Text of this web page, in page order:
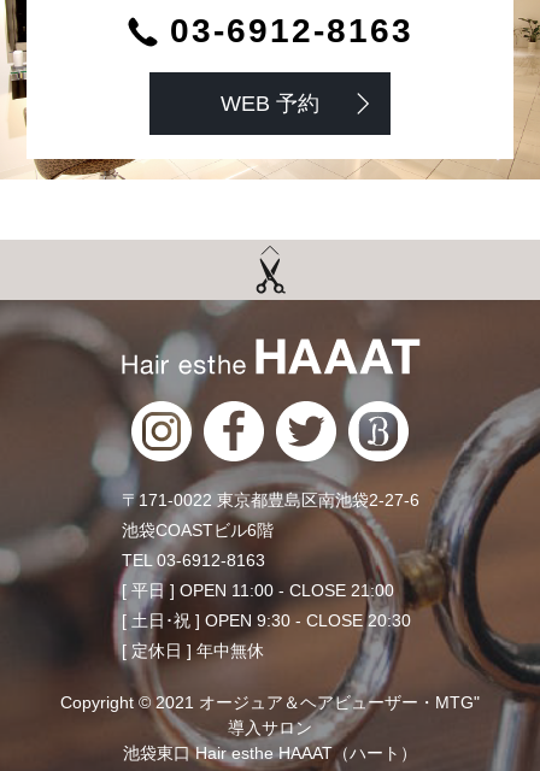
03-6912-8163
WEB 予約
〒171-0022 東京都豊島区南池袋2-27-6
池袋COASTビル6階
TEL 03-6912-8163
[ 平日 ] OPEN 11:00 - CLOSE 21:00
[ 土日･祝 ] OPEN 9:30 - CLOSE 20:30
[ 定休日 ] 年中無休
Copyright © 2021 オージュア＆ヘアビューザー・MTG"
導入サロン
池袋東口 Hair esthe HAAAT（ハート）